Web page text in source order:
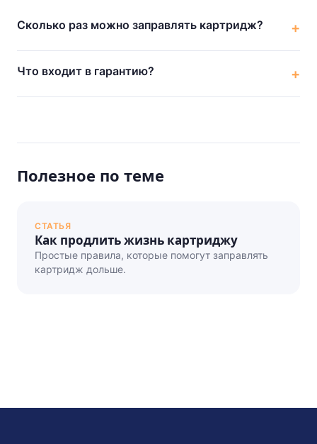
Сколько раз можно заправлять картридж?
Что входит в гарантию?
Полезное по теме
СТАТЬЯ
Как продлить жизнь картриджу
Простые правила, которые помогут заправлять
картридж дольше.